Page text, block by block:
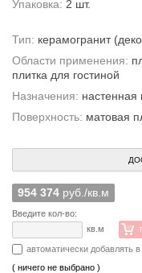
Упаковка: 2 шт.
Тип: керамогранит
Области применения:
плитка для гостиной
Назначения: настенная
Поверхность: матовая
954 374 руб./кв.м
Введите кол-во:
кв.м
автоматически добавлять
( ничего не выбрано )